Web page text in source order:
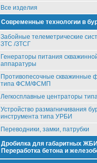
Все изделия
Современные технологии в
Забойные телеметрические
ЗТС /ЗТСГ
Генераторы питания
аппаратуры
Противопесочные скважинные
типа ФСМ/ФСМП
Легкосплавные центраторы
Устройство размагничивания
инструмента типа УРБИ
Переводники, замки, патрубки
Дробилка для габаритных
Переработка бетона и